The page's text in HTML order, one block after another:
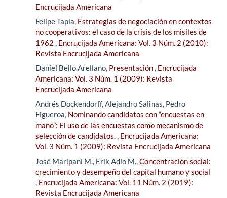
Encrucijada Americana
Felipe Tapia, Estrategias de negociación en contextos
no cooperativos: el caso de la crisis de los misiles de
1962 , Encrucijada Americana: Vol. 3 Núm. 2 (2010):
Revista Encrucijada Americana
Daniel Bello Arellano, Presentación, Encrucijada
Americana: Vol. 3 Núm. 1 (2009): Revista
Encrucijada Americana
Andrés Dockendorff, Alejandro Salinas, Pedro
Figueroa, Nominando candidatos con “encuestas en
mano”: El uso de las encuestas como mecanismo de
selección de candidatos., Encrucijada Americana:
Vol. 3 Núm. 1 (2009): Revista Encrucijada Americana
José Maripani M., Erik Adio M.,Concentración social:
crecimiento y desempeño del capital humano y social
, Encrucijada Americana: Vol. 11 Núm. 2 (2019):
Revista Encrucijada Americana